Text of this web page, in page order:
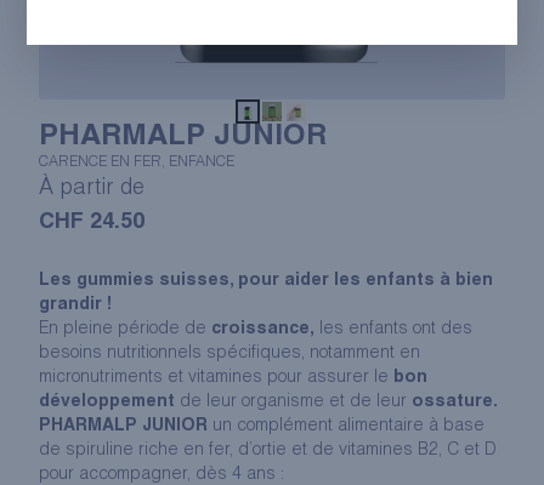
PHARMALP JUNIOR
CARENCE EN FER, ENFANCE
À partir de
CHF 24.50
Les gummies suisses, pour aider les enfants à bien
grandir !
En pleine période de croissance, les enfants ont des
besoins nutritionnels spécifiques, notamment en
micronutriments et vitamines pour assurer le bon
développement de leur organisme et de leur ossature.
PHARMALP JUNIOR un complément alimentaire à base
de spiruline riche en fer, d’ortie et de vitamines B2, C et D
pour accompagner, dès 4 ans :